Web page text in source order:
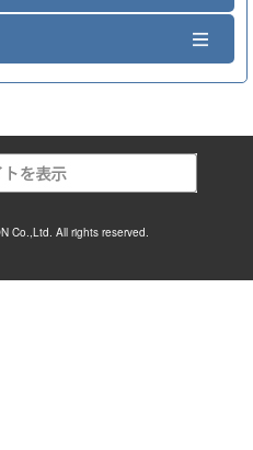
Co.,Ltd. All rights reserved.